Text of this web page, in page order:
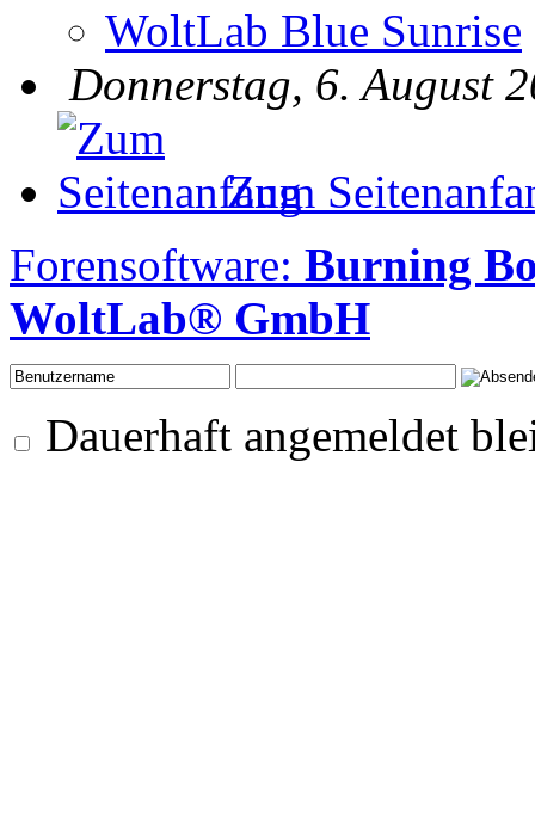
WoltLab Blue Sunrise
Donnerstag, 6. August
Zum
Forensoftware: Burning
WoltLab® GmbH
Dauerhaft angemeldet